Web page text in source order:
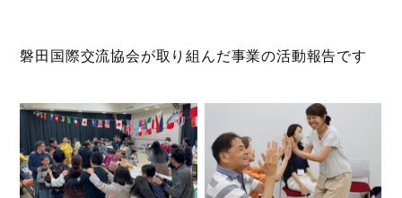
磐田国際交流協会が取り組んだ事業の活動報告です